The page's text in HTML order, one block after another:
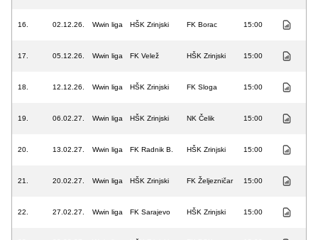
16. 02.12.26. Wwin liga HŠK Zrinjski FK Borac 15:00
17. 05.12.26. Wwin liga FK Velež HŠK Zrinjski 15:00
18. 12.12.26. Wwin liga HŠK Zrinjski FK Sloga 15:00
19. 06.02.27. Wwin liga HŠK Zrinjski NK Čelik 15:00
20. 13.02.27. Wwin liga FK Radnik B. HŠK Zrinjski 15:00
21. 20.02.27. Wwin liga HŠK Zrinjski FK Željezničar 15:00
22. 27.02.27. Wwin liga FK Sarajevo HŠK Zrinjski 15:00